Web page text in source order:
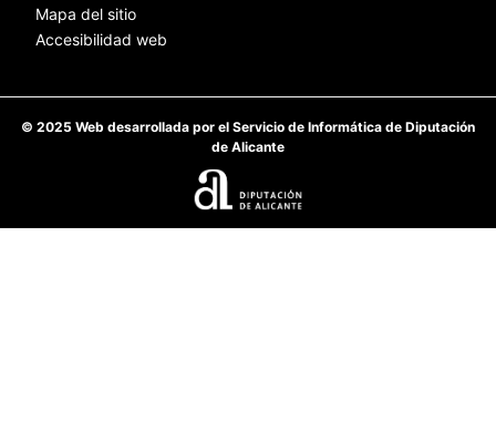
Mapa del sitio
Accesibilidad web
© 2025 Web desarrollada por el Servicio de Informática de Diputación
de Alicante